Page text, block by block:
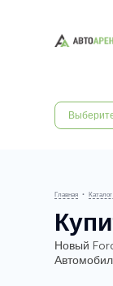
Главная •
Новый